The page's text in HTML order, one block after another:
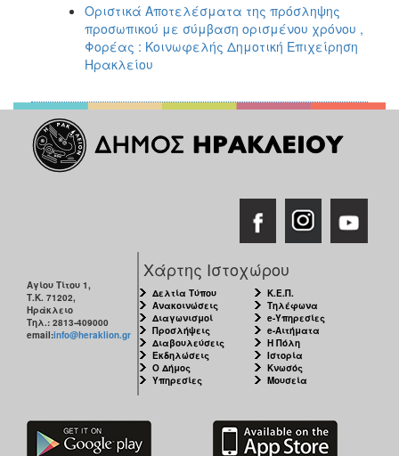
Οριστικά Αποτελέσματα της πρόσληψης
προσωπικού με σύμβαση ορισμένου χρόνου ,
Φορέας : Κοινωφελής Δημοτική Επιχείρηση
Ηρακλείου
Αγίου Τίτου 1,
Τ.Κ. 71202,
Ηράκλειο
Τηλ.: 2813-409000
email:info@heraklion.gr
Χάρτης Ιστοχώρου
Δελτία Τύπου
Ανακοινώσεις
Διαγωνισμοί
Προσλήψεις
Διαβουλεύσεις
Εκδηλώσεις
Ο Δήμος
Υπηρεσίες
Κ.Ε.Π.
Τηλέφωνα
e-Υπηρεσίες
e-Αιτήματα
Η Πόλη
Ιστορία
Κνωσός
Μουσεία